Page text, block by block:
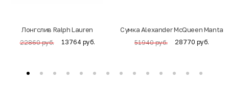
Лонгслив Ralph Lauren
22860 руб. 13764 руб.
Cумка Alexander McQueen Manta
51940 руб. 28770 руб.